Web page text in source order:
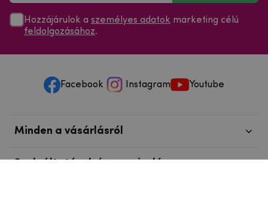
Hozzájárulok a személyes adatok marketing célú
feldolgozásához.
Facebook Instagram Youtube
Minden a vásárlásról